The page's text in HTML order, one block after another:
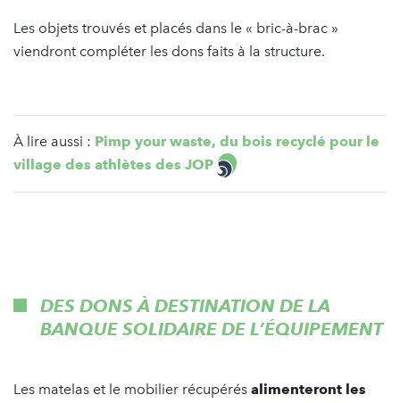
Les objets trouvés et placés dans le « bric-à-brac »
viendront compléter les dons faits à la structure.
À lire aussi : Pimp your waste, du bois recyclé pour le
village des athlètes des JOP
DES DONS À DESTINATION DE LA
BANQUE SOLIDAIRE DE L’ÉQUIPEMENT
Les matelas et le mobilier récupérés alimenteront les